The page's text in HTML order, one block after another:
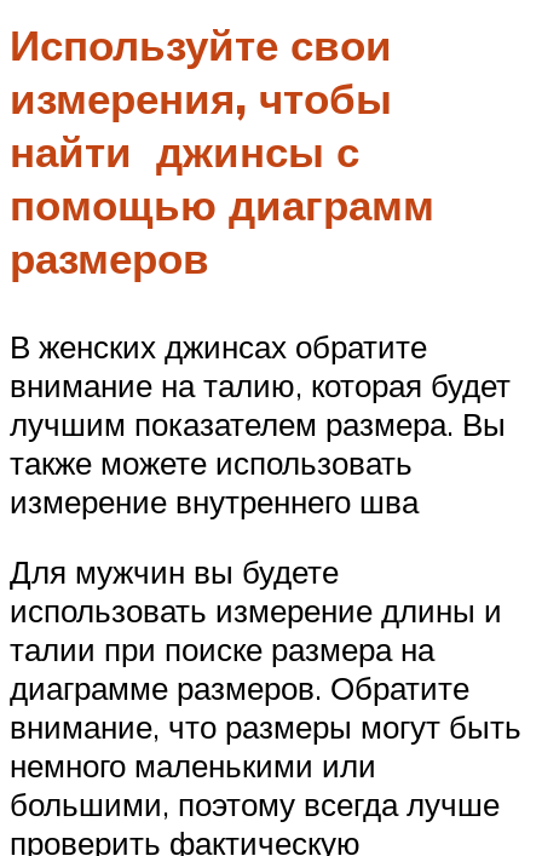
Используйте свои
измерения, чтобы
найти джинсы с
помощью диаграмм
размеров
В женских джинсах обратите
внимание на талию, которая будет
лучшим показателем размера. Вы
также можете использовать
измерение внутреннего шва
Для мужчин вы будете
использовать измерение длины и
талии при поиске размера на
диаграмме размеров. Обратите
внимание, что размеры могут быть
немного маленькими или
большими, поэтому всегда лучше
проверить фактическую